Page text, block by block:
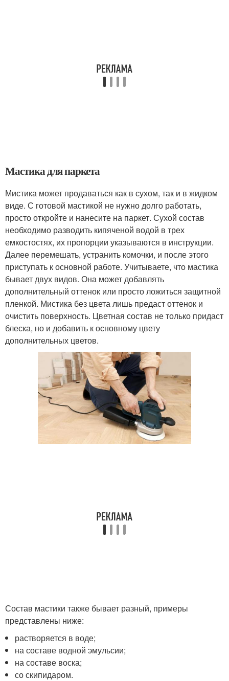
Мастика для паркета
Мистика может продаваться как в сухом, так и в жидком
виде. С готовой мастикой не нужно долго работать,
просто откройте и нанесите на паркет. Сухой состав
необходимо разводить кипяченой водой в трех
емкостостях, их пропорции указываются в инструкции.
Далее перемешать, устранить комочки, и после этого
приступать к основной работе. Учитываете, что мастика
бывает двух видов. Она может добавлять
дополнительный оттенок или просто ложиться защитной
пленкой. Мистика без цвета лишь предаст оттенок и
очистить поверхность. Цветная состав не только придаст
блеска, но и добавить к основному цвету
дополнительных цветов.
Состав мастики также бывает разный, примеры
представлены ниже:
растворяется в воде;
на составе водной эмульсии;
на составе воска;
со скипидаром.